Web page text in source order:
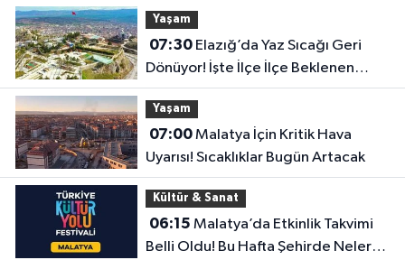
Yaşam
07:30Elazığ’da Yaz Sıcağı Geri
Dönüyor! İşte İlçe İlçe Beklenen
Sıcaklıklar
Yaşam
07:00Malatya İçin Kritik Hava
Uyarısı! Sıcaklıklar Bugün Artacak
Kültür & Sanat
06:15
Belli Oldu! Bu Hafta Şehirde Neler